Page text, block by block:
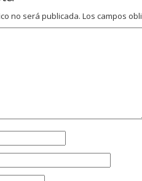
no será publicada. Los campos